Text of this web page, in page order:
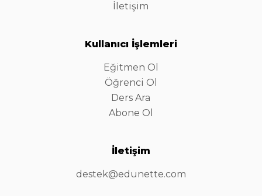
İletişim
Kullanıcı İşlemleri
Eğitmen Ol
Öğrenci Ol
Ders Ara
Abone Ol
İletişim
destek@edunette.com